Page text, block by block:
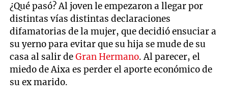
¿Qué pasó? Al joven le empezaron a llegar por
distintas vías distintas declaraciones
difamatorias de la mujer, que decidió ensuciar a
su yerno para evitar que su hija se mude de su
casa al salir deGran Hermano. Al parecer, el
miedo de Aixa es perder el aporte económico de
su ex marido.